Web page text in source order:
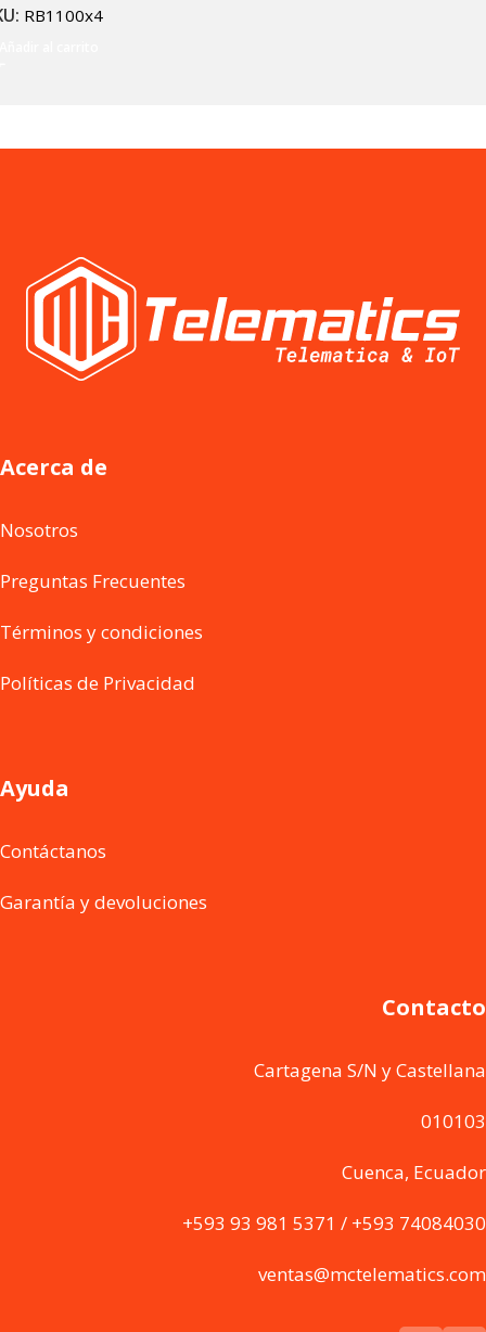
RB1100x4
Acerca de
Nosotros
Preguntas Frecuentes
Términos y condiciones
Políticas de Privacidad
Ayuda
Contáctanos
Garantía y devoluciones
Contacto
Cartagena S/N y Castellana
010103
Cuenca, Ecuador
+593 93 981 5371 / +593 74084030
ventas@mctelematics.com